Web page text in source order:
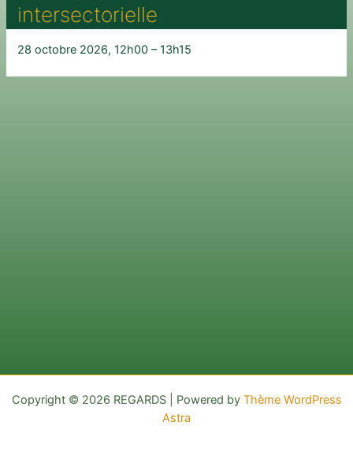
intersectorielle
28 octobre 2026, 12h00 – 13h15
Copyright © 2026 REGARDS | Powered by Thème WordPress
Astra